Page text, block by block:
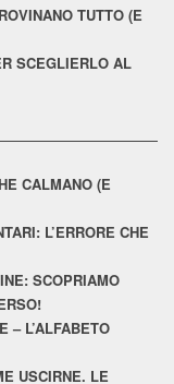
TUTTO (E
SCEGLIERLO AL
CALMANO (E
L’ERRORE CHE
SCOPRIAMO
– L’ALFABETO
USCIRNE. LE